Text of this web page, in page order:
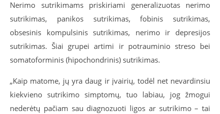
Nerimo sutrikimams priskiriami generalizuotas nerimo
sutrikimas, panikos sutrikimas, fobinis sutrikimas,
obsesinis kompulsinis sutrikimas, nerimo ir depresijos
sutrikimas. Šiai grupei artimi ir potrauminio streso bei
somatoforminis (hipochondrinis) sutrikimas.
„Kaip matome, jų yra daug ir įvairių, todėl net nevardinsiu
kiekvieno sutrikimo simptomų, tuo labiau, jog žmogui
nederėtų pačiam sau diagnozuoti ligos ar sutrikimo – tai